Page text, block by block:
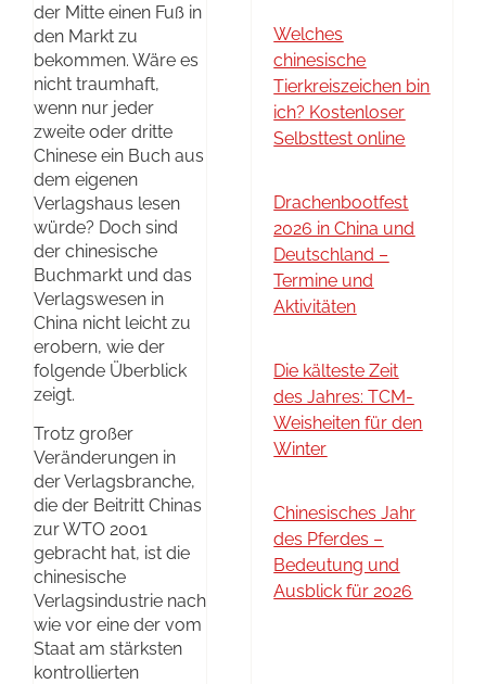
der Mitte einen Fuß in
den Markt zu
bekommen. Wäre es
nicht traumhaft,
wenn nur jeder
zweite oder dritte
Chinese ein Buch aus
dem eigenen
Verlagshaus lesen
würde? Doch sind
der chinesische
Buchmarkt und das
Verlagswesen in
China nicht leicht zu
erobern, wie der
folgende Überblick
zeigt.
Trotz großer
Veränderungen in
der Verlagsbranche,
die der Beitritt Chinas
zur WTO 2001
gebracht hat, ist die
chinesische
Verlagsindustrie nach
wie vor eine der vom
Staat am stärksten
kontrollierten
Welches
chinesische
Tierkreiszeichen bin
ich? Kostenloser
Selbsttest online
Drachenbootfest
2026 in China und
Deutschland –
Termine und
Aktivitäten
Die kälteste Zeit
des Jahres: TCM-
Weisheiten für den
Winter
Chinesisches Jahr
des Pferdes –
Bedeutung und
Ausblick für 2026